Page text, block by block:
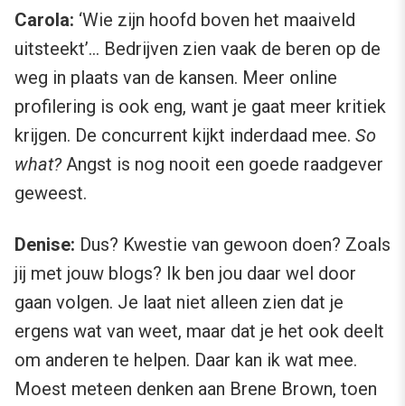
Carola: ‘Wie zijn hoofd boven het maaiveld
uitsteekt’… Bedrijven zien vaak de beren op de
weg in plaats van de kansen. Meer online
profilering is ook eng, want je gaat meer kritiek
krijgen. De concurrent kijkt inderdaad mee. So
what?Angst is nog nooit een goede raadgever
geweest.
Denise: Dus? Kwestie van gewoon doen? Zoals
jij met jouw blogs? Ik ben jou daar wel door
gaan volgen. Je laat niet alleen zien dat je
ergens wat van weet, maar dat je het ook deelt
om anderen te helpen. Daar kan ik wat mee.
Moest meteen denken aan Brene Brown, toen